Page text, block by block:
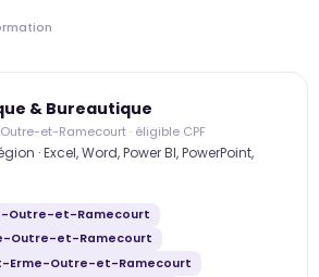
& Bureautique
et-Ramecourt · éligible CPF
· Excel, Word, Power BI, PowerPoint,
Outre-et-Ramecourt
Outre-et-Ramecourt
Erme-Outre-et-Ramecourt